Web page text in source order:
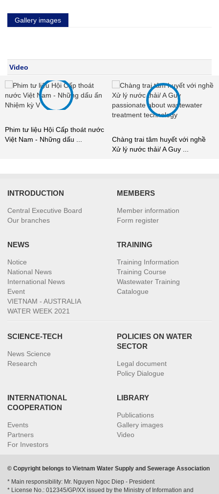
Gallery images
Video
Phim tư liệu Hội Cấp thoát nước
Việt Nam - Những dấu ...
Chàng trai tâm huyết với nghề
Xử lý nước thải/ A Guy ...
INTRODUCTION
Central Executive Board
Our branches
MEMBERS
Member information
Form register
NEWS
Notice
National News
International News
Event
VIETNAM - AUSTRALIA
WATER WEEK 2021
TRAINING
Training Information
Training Course
Wastewater Training
Catalogue
SCIENCE-TECH
News Science
Research
POLICIES ON WATER
SECTOR
Legal document
Policy Dialogue
INTERNATIONAL
COOPERATION
Events
Partners
For Investors
LIBRARY
Publications
Gallery images
Video
© Copyright belongs to Vietnam Water Supply and Sewerage Association
* Main responsibility: Mr. Nguyen Ngoc Diep - President
* License No.: 012345/GP/XX issued by the Ministry of Information and